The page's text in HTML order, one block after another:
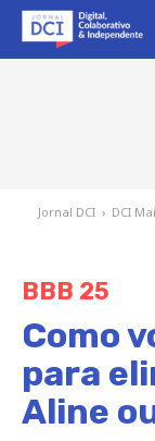
Jornal DCI › DCI
BBB 25
Como
para
Aline